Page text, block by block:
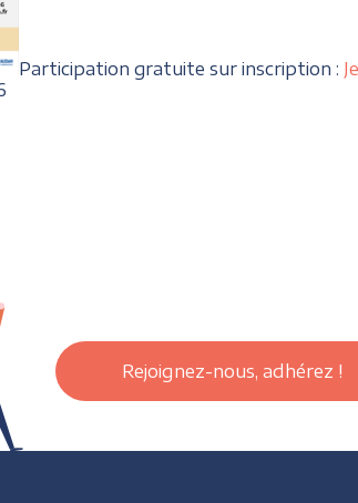
Participation gratuite sur inscription :
Rejoignez-nous, adhérez !